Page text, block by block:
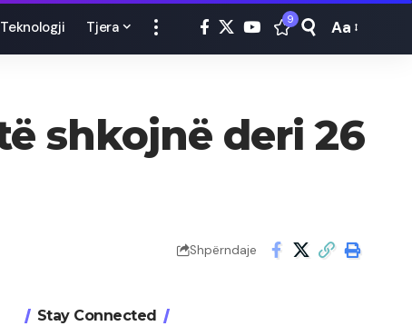
Teknologji Tjera 9
Font
Aa
shkojnë deri 26
Shpërndaje
Stay Connected